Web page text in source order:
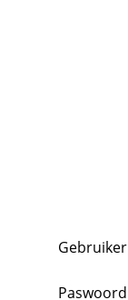
Gebruiker
Paswoord